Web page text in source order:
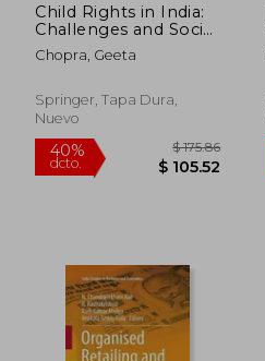
40%
dcto.
$ 289.66
$ 173.80
Child Rights in India:
Challenges and Social
Action (en Inglés)
Chopra, Geeta
Springer, Tapa Dura,
Nuevo